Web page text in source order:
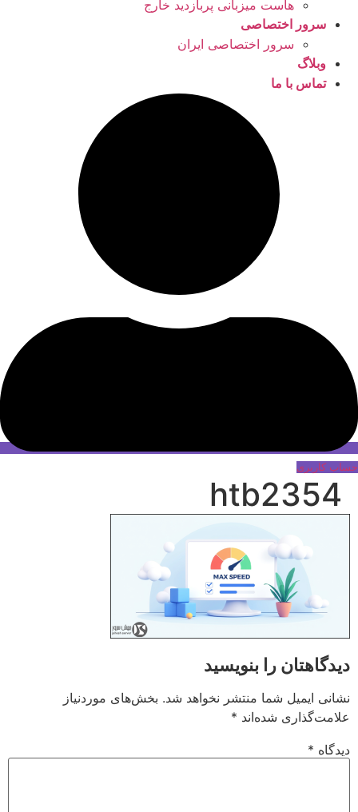
هاست میزبانی پربازدید خارج
سرور اختصاصی
سرور اختصاصی ایران
وبلاگ
تماس با ما
حساب کاربری
htb2354
دیدگاهتان را بنویسید
نشانی ایمیل شما منتشر نخواهد شد. بخش‌های موردنیاز
علامت‌گذاری شده‌اند *
دیدگاه *